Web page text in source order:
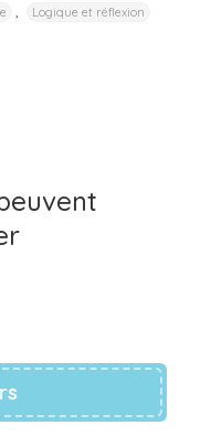
Logique et réflexion